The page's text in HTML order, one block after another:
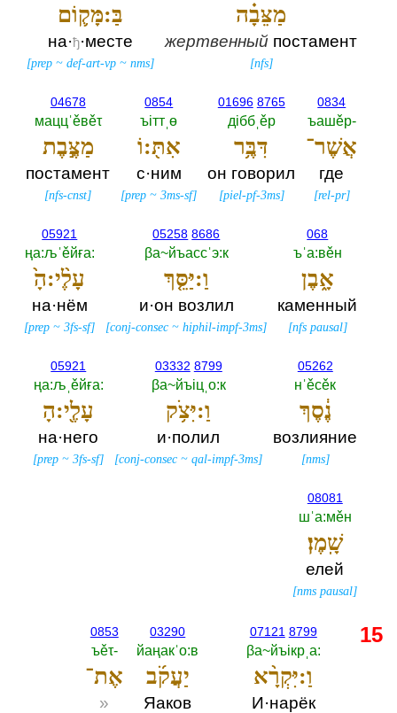
מַצֵּבָ֗ה
жертвенный постамент
[nfs]
בַּ:מָּק֛וֹם
на·ђ·месте
[prep ~def-art-vp ~nms]
0834
ъашěр-‎
אֲשֶׁר־
где
[rel-pr]
01696 8765
дiббˌěр
דִּבֶּ֥ר
он говорил
[piel-pf-3ms]
0854
ъiттˌө
אִתּ֖:וֹ
с·ним
[prep ~3ms-sf]
04678
маццˈěвěτ
מַצֶּ֣בֶת
постамент
[nfs-cnst]
068
ъˈа:вěн
אָ֑בֶן
каменный
[nfs pausal]
05258 8686
βа~йъассˈэ:к
וַ:יַּסֵּ֤ךְ
и·он возлил
[conj-consec ~hiphil-impf-3ms]
05921
ңа:љˈěйға:‎
עָלֶ֨י:הָ֙
на·нём
[prep ~3fs-sf]
05262
нˈěсěк
נֶ֔סֶךְ
возлияние
[nms]
03332 8799
βа~йъiцˌо:к
וַ:יִּצֹ֥ק
и·полил
[conj-consec ~qal-impf-3ms]
05921
ңа:љˌěйға:‎
עָלֶ֖י:הָ
на·него
[prep ~3fs-sf]
08081
шˈа:мěн
שָֽׁמֶן׃
елей
[nms pausal]
07121 8799
βа~йъiкрˌа:‎
וַ:יִּקְרָ֨א
И·нарёк
03290
йаңакˈо:в
יַעֲקֹ֜ב
Яаков
0853
ъěτ-‎
אֶת־
»
15